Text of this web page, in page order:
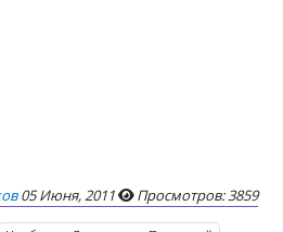
05 Июня, 2011 Просмотров: 3859